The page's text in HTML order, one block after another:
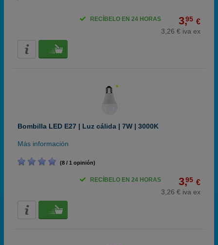
3,95 €
3,26 € iva ex
RECÍBELO EN 24 HORAS
Bombilla LED E27 | Luz cálida | 7W | 3000K
Más información
(8 / 1 opinión)
3,95 €
3,26 € iva ex
RECÍBELO EN 24 HORAS